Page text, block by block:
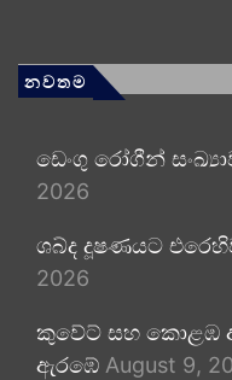
නවතම
ඩෙංගු රෝගීන්
2026
ශබ්ද දූෂණයට
2026
කුවේට් සහ කොළඹ
ඇරඹේ August 9,